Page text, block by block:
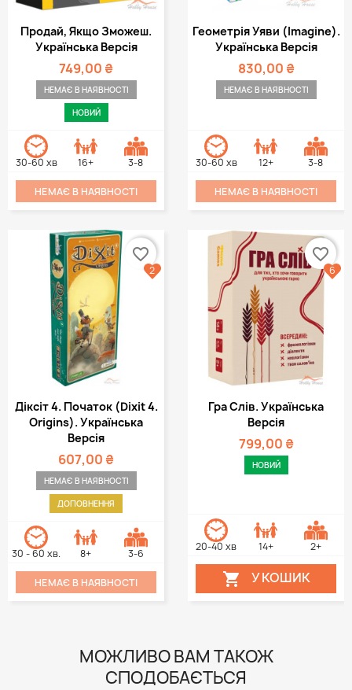
Продай, Якщо Зможеш.
Українська Версія
749,00 ₴
НЕМАЄ В НАЯВНОСТІ
НОВИЙ
30-60 хв 16+ 3-8
НЕМАЄ В НАЯВНОСТІ
Геометрія Уяви (Imagine).
Українська Версія
830,00 ₴
НЕМАЄ В НАЯВНОСТІ
30-60 хв 12+ 3-8
НЕМАЄ В НАЯВНОСТІ
Діксіт 4. Початок (Dixit 4.
Origins). Українська
Версія
607,00 ₴
НЕМАЄ В НАЯВНОСТІ
ДОПОВНЕННЯ
30 - 60 хв. 8+ 3-6
НЕМАЄ В НАЯВНОСТІ
favorite_border
2
Гра Слів. Українська
Версія
799,00 ₴
НОВИЙ
20-40 хв 14+ 2+
 У КОШИК
favorite_border
6
МОЖЛИВО ВАМ ТАКОЖ
СПОДОБАЄТЬСЯ